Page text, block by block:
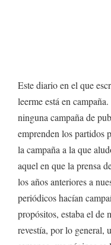
Este diario en el que
leerme está en
ninguna campaña de
emprenden los partidos
la campaña a la que
aquel en que la prensa
los años anteriores a
periódicos hacían
propósitos, estaba el de
revestía, por lo general,